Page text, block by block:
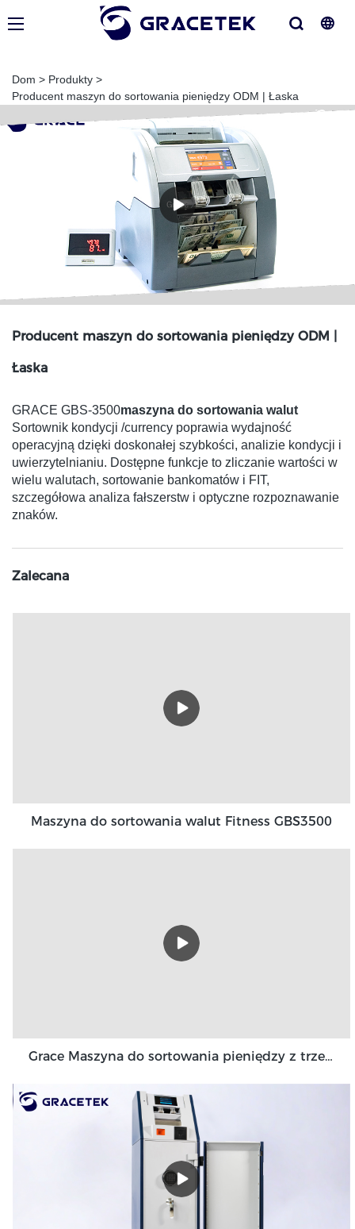
Dom > Produkty >
Producent maszyn do sortowania pieniędzy ODM | Łaska
Producent maszyn do sortowania pieniędzy ODM |
Łaska
GRACE GBS-3500maszyna do sortowania walut
Sortownik kondycji /currency poprawia wydajność
operacyjną dzięki doskonałej szybkości, analizie kondycji i
uwierzytelnianiu. Dostępne funkcje to zliczanie wartości w
wielu walutach, sortowanie bankomatów i FIT,
szczegółowa analiza fałszerstw i optyczne rozpoznawanie
znaków.
Zalecana
Maszyna do sortowania walut Fitness GBS3500
Grace Maszyna do sortowania pieniędzy z trzema kieszeniami 3+1 kieszonkowa Grace GT-31